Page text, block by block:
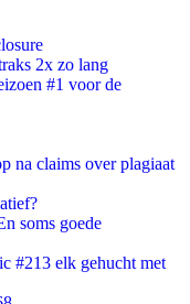
2x zo lang
#1 voor de
na claims over plagiaat
soms goede
#213 elk gehucht met